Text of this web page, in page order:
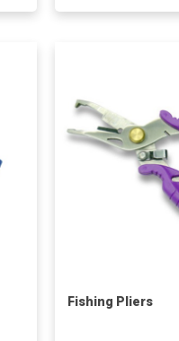
Fishing Pliers